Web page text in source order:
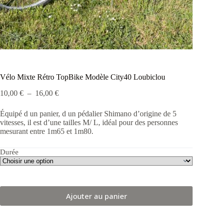
Vélo Mixte Rétro TopBike Modèle City40 Loubiclou
10,00 € – 16,00 €Plage
prix :
10,00 €
à
16,00 €
Équipé d un panier, d un pédalier Shimano d’origine de 5
vitesses, il est d’une tailles M/ L, idéal pour des personnes
mesurant entre 1m65 et 1m80.
Durée
Ajouter au panier